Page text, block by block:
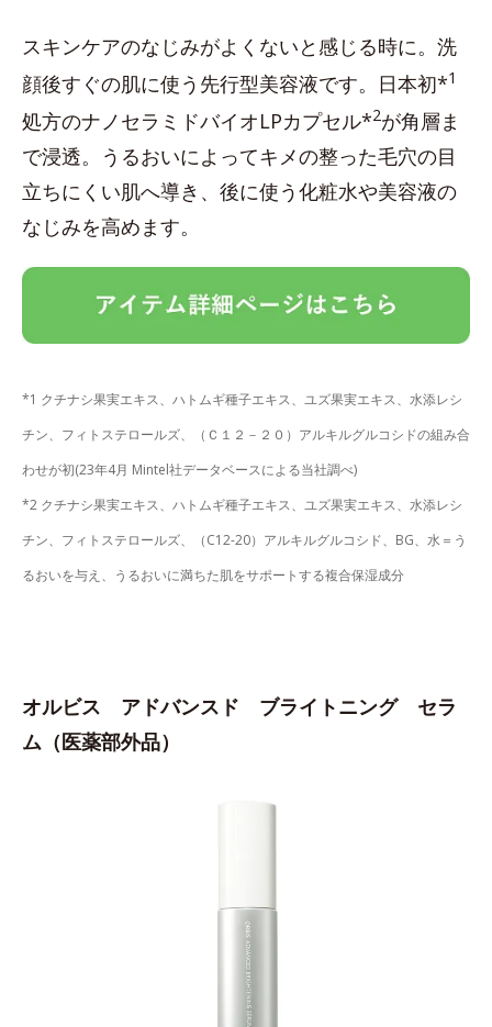
スキンケアのなじみがよくないと感じる時に。洗
顔後すぐの肌に使う先行型美容液です。日本初*1
処方のナノセラミドバイオLPカプセル*2が角層ま
で浸透。うるおいによってキメの整った毛穴の目
立ちにくい肌へ導き、後に使う化粧水や美容液の
なじみを高めます。
*1 クチナシ果実エキス、ハトムギ種子エキス、ユズ果実エキス、水添レシ
チン、フィトステロールズ、（Ｃ１２－２０）アルキルグルコシドの組み合
わせが初(23年4月 Mintel社データベースによる当社調べ)
*2 クチナシ果実エキス、ハトムギ種子エキス、ユズ果実エキス、水添レシ
チン、フィトステロールズ、（C12-20）アルキルグルコシド、BG、水＝う
るおいを与え、うるおいに満ちた肌をサポートする複合保湿成分
オルビス アドバンスド ブライトニング セラ
ム（医薬部外品）